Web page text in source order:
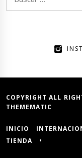
COPYRIGHT ALL
THEMEMATIC
INICIO
TIENDA
•